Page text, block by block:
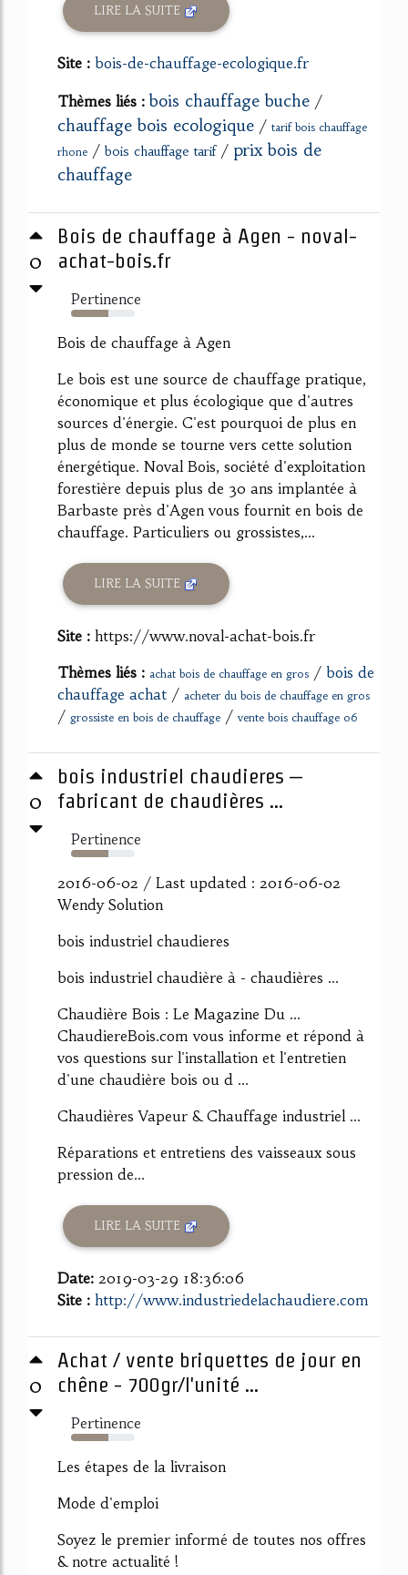
LIRE LA SUITE
Site : bois-de-chauffage-ecologique.fr
Thèmes liés : bois chauffage buche /
chauffage bois ecologique / tarif bois chauffage
rhone / bois chauffage tarif/ prix bois de
chauffage
0
Bois de chauffage à Agen - noval-
achat-bois.fr
Pertinence
59%
Bois de chauffage à Agen
Le bois est une source de chauffage pratique,
économique et plus écologique que d'autres
sources d'énergie. C'est pourquoi de plus en
plus de monde se tourne vers cette solution
énergétique. Noval Bois, société d'exploitation
forestière depuis plus de 30 ans implantée à
Barbaste près d'Agen vous fournit en bois de
chauffage. Particuliers ou grossistes,...
LIRE LA SUITE
Site : https://www.noval-achat-bois.fr
Thèmes liés : achat bois de chauffage en gros / bois de
chauffage achat / acheter du bois de chauffage en gros
/ grossiste en bois de chauffage / vente bois chauffage 06
0
bois industriel chaudieres –
fabricant de chaudières ...
Pertinence
59%
2016-06-02 / Last updated : 2016-06-02
Wendy Solution
bois industriel chaudieres
bois industriel chaudière à - chaudières ...
Chaudière Bois : Le Magazine Du ...
ChaudiereBois.com vous informe et répond à
vos questions sur l'installation et l'entretien
d'une chaudière bois ou d ...
Chaudières Vapeur & Chauffage industriel ...
Réparations et entretiens des vaisseaux sous
pression de...
LIRE LA SUITE
Date: 2019-03-29 18:36:06
Site : http://www.industriedelachaudiere.com
0
Achat / vente briquettes de jour en
chêne - 700gr/l'unité ...
Pertinence
58%
Les étapes de la livraison
Mode d'emploi
Soyez le premier informé de toutes nos offres
& notre actualité !